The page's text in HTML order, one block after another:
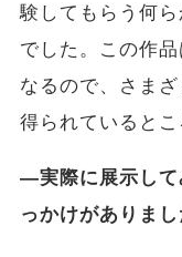
験してもらう何
でした。この作
なるので、さま
得られているとこ
―実際に展示して
っかけがありまし